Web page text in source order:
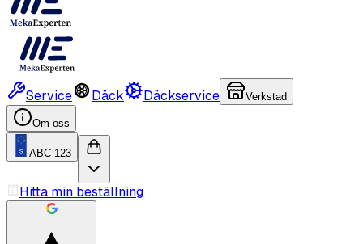
Service Däck Däckservice Verkstad
Om oss
ABC 123
Hitta min beställning